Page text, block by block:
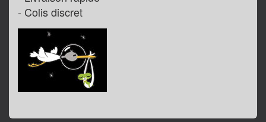
- Colis discret